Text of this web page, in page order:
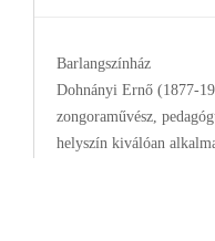
Barlangszínház
Dohnányi Ernő (1877-
zongoraművész,
helyszín kiválóan